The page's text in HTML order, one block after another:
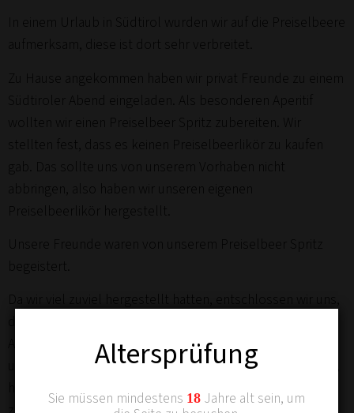
In einem Urlaub in Südtirol wurden wir auf die Preiselbeere
aufmerksam, diese ist dort sehr verbreitet.
Zu Hause angekommen haben wir privat Freunde zu einem
Südtiroler Abend eingeladen. Als besonderen Aperitif
wollten wir einen Preiselbeer Spritz zubereiten. Wir
stellten fest, dass es keinen Preiselbeerlikör zu kaufen
gab. Das sollte uns von unserem Vorhaben nicht
abbringen, also haben wir unseren eigenen
Preiselbeerlikör hergestellt.
Unsere Freunde waren von unserem Preiselbeer Spritz
begeistert.
Da wir viel zuviel hergestellt hatten, entschlossen wir uns,
Auch hier kam das Getränk sehr gut an. Nachdem wir
unsere „Mischung“ noch ein paar mal nachgemacht haben,
haben wir entschieden das Ganze auf professionelle Füße
Altersprüfung
Sie müssen mindestens 18 Jahre alt sein, um